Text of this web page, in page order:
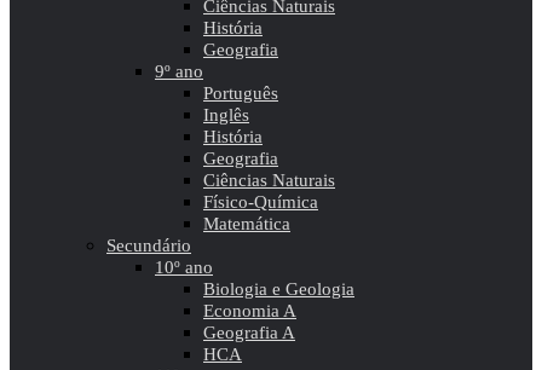
Ciências Naturais
História
Geografia
9º ano
Português
Inglês
História
Geografia
Ciências Naturais
Físico-Química
Matemática
Secundário
10º ano
Biologia e Geologia
Economia A
Geografia A
HCA